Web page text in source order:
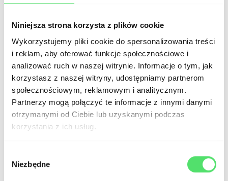
Niniejsza strona korzysta z plików cookie
Wykorzystujemy pliki cookie do spersonalizowania treści
i reklam, aby oferować funkcje społecznościowe i
analizować ruch w naszej witrynie. Informacje o tym, jak
korzystasz z naszej witryny, udostępniamy partnerom
społecznościowym, reklamowym i analitycznym.
Partnerzy mogą połączyć te informacje z innymi danymi
otrzymanymi od Ciebie lub uzyskanymi podczas
korzystania z ich usług.
zgody
Niezbędne
zasobów serwera, na którym
hostowana jest strona.
Pamiętaj o konfiguracji narzędzi
analitycznych , aby monitorować
wydajność witryny i zachowanie
użytkowników. Najbardziej popularnymi
narzędziami do analizy ruchu są
wybranych narzędzi warto skorzystać z
kontenera Google Tag Manager (GTM),